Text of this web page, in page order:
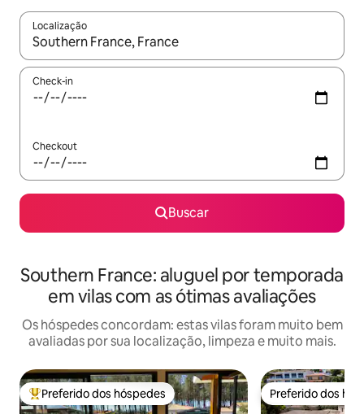
Localização
Quando os resultados estiverem disponíveis, explore-os
Check-in
Checkout
Buscar
Southern France: aluguel por temporada
em vilas com as ótimas avaliações
Os hóspedes concordam: estas vilas foram muito bem
avaliadas por sua localização, limpeza e muito mais.
Entre os melhores preferidos dos hóspedes
Preferido dos hóspedes Preferido dos
Preferido dos